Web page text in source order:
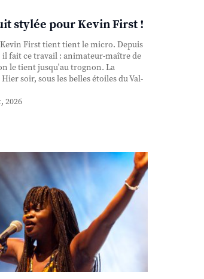
stylée pour Kevin First !
Kevin First tient tient le micro. Depuis
il fait ce travail : animateur-maître de
le tient jusqu'au trognon. La
soir, sous les belles étoiles du Val-
2026